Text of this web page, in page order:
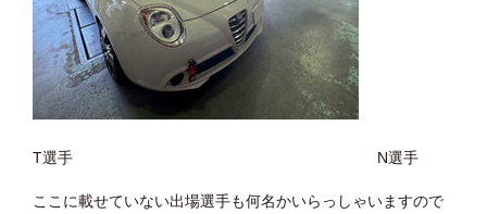
T選手 N選手
ここに載せていない出場選手も何名かいらっしゃいますので